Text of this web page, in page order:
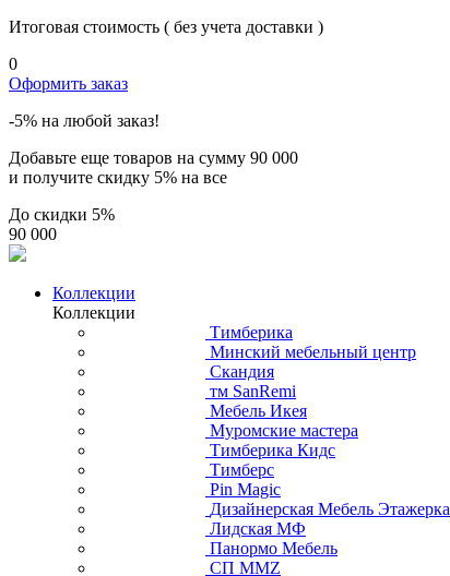
Итоговая стоимость ( без учета доставки )
0
Оформить заказ
-5% на любой заказ!
Добавьте еще товаров на сумму 90 000
и получите скидку 5% на все
До скидки 5%
90 000
Коллекции
Коллекции
Тимберика
Минский мебельный центр
Скандия
тм SanRemi
Мебель Икея
Муромские мастера
Тимберика Кидс
Тимберс
Pin Magic
Дизайнерская Мебель Этажерка
Лидская МФ
Панормо Мебель
СП ММZ